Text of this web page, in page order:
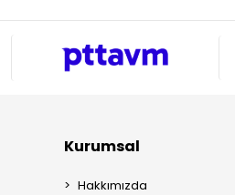
Kurumsal
Hakkımızda